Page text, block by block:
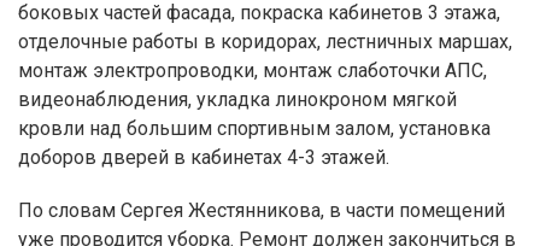
боковых частей фасада, покраска кабинетов 3 этажа,
отделочные работы в коридорах, лестничных маршах,
монтаж электропроводки, монтаж слаботочки АПС,
видеонаблюдения, укладка линокроном мягкой
кровли над большим спортивным залом, установка
доборов дверей в кабинетах 4-3 этажей.
По словам Сергея Жестянникова, в части помещений
уже проводится уборка. Ремонт должен закончиться в